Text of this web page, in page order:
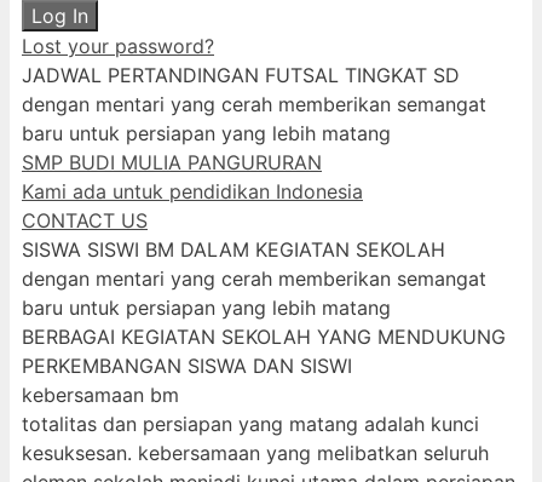
Log In
Lost your password?
JADWAL PERTANDINGAN FUTSAL TINGKAT SD
dengan mentari yang cerah memberikan semangat
baru untuk persiapan yang lebih matang
SMP BUDI MULIA PANGURURAN
Kami ada untuk pendidikan Indonesia
CONTACT US
SISWA SISWI BM DALAM KEGIATAN SEKOLAH
dengan mentari yang cerah memberikan semangat
baru untuk persiapan yang lebih matang
BERBAGAI KEGIATAN SEKOLAH YANG MENDUKUNG
PERKEMBANGAN SISWA DAN SISWI
kebersamaan bm
totalitas dan persiapan yang matang adalah kunci
kesuksesan. kebersamaan yang melibatkan seluruh